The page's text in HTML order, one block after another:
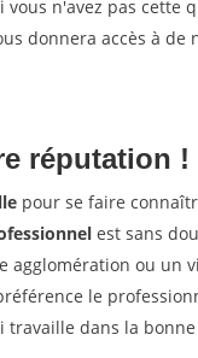
vous n'avez pas cette
donnera accès à de
réputation !
pour se faire
est sans
ou un
le
travaille dans la